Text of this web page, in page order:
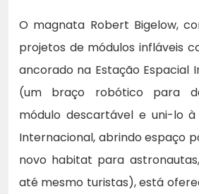
O magnata Robert Bigelow,
projetos de módulos infláveis
ancorado na Estação Espacial
(um braço robótico para
módulo descartável e uni-lo à
Internacional, abrindo espaço
novo habitat para
até mesmo turistas), está